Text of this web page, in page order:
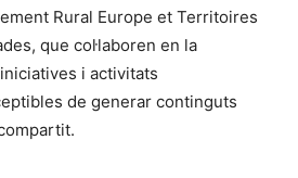
Rural Europe et Territoires
que col·laboren en la
i activitats
de generar continguts